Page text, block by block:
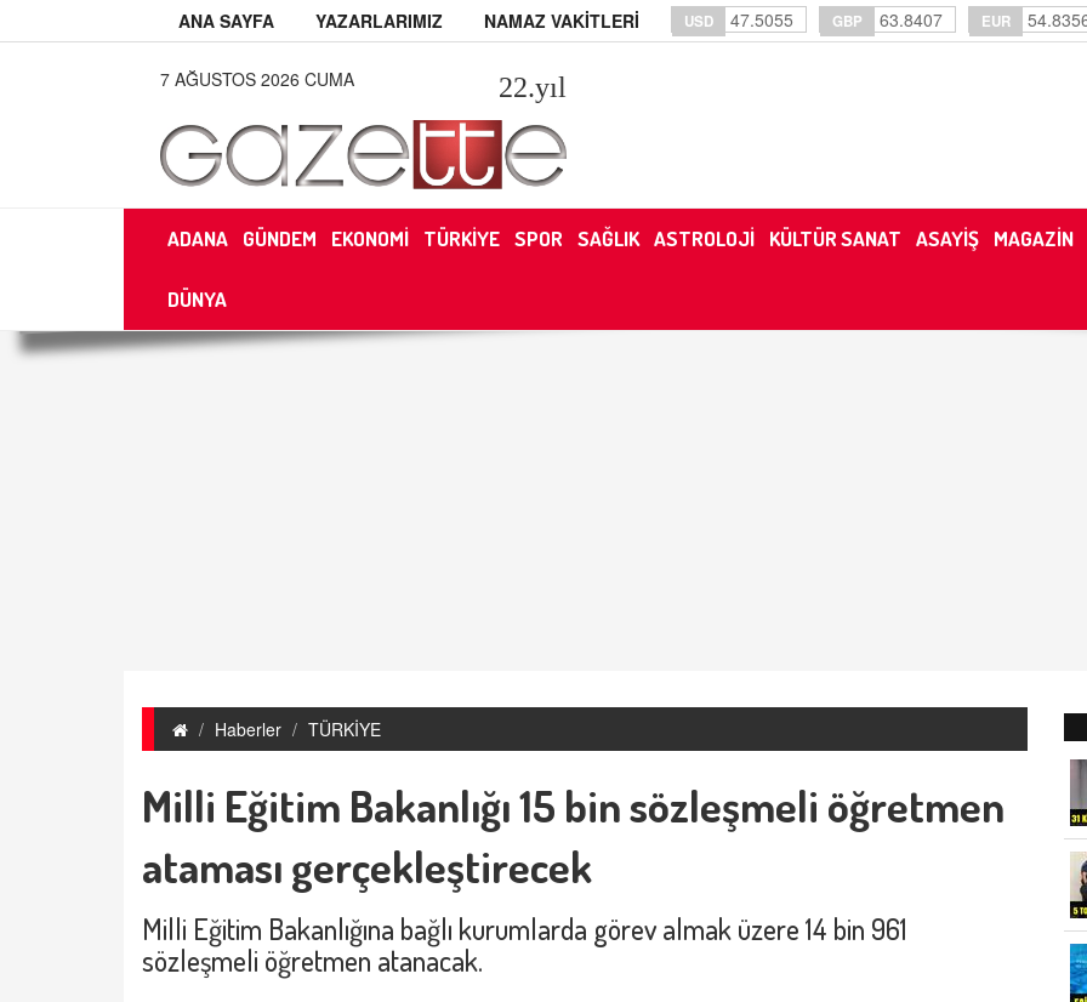
ANA SAYFA YAZARLARIMIZ NAMAZ VAKİTLERİ USD 47.5055 GBP 63.8407 EUR
7 AĞUSTOS 2026 CUMA 22.yıl
ADANA GÜNDEM EKONOMİ TÜRKİYE SPOR SAĞLIK ASTROLOJİ KÜLTÜR SANAT ASAYİŞ MAGAZİN
DÜNYA
Haberler TÜRKİYE
​​​​​​​Milli Eğitim Bakanlığı 15 bin sözleşmeli öğretmen
ataması gerçekleştirecek
Milli Eğitim Bakanlığına bağlı kurumlarda görev almak üzere 14 bin 961
sözleşmeli öğretmen atanacak.